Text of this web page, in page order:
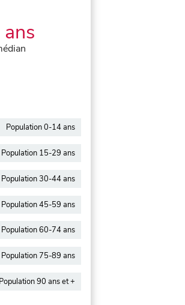
Population 0-14 ans
Population 15-29 ans
Population 30-44 ans
Population 45-59 ans
Population 60-74 ans
Population 75-89 ans
Population 90 ans et +